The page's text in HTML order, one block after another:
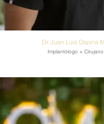
Dr. Juan Luis Ospina
Implantólogo +